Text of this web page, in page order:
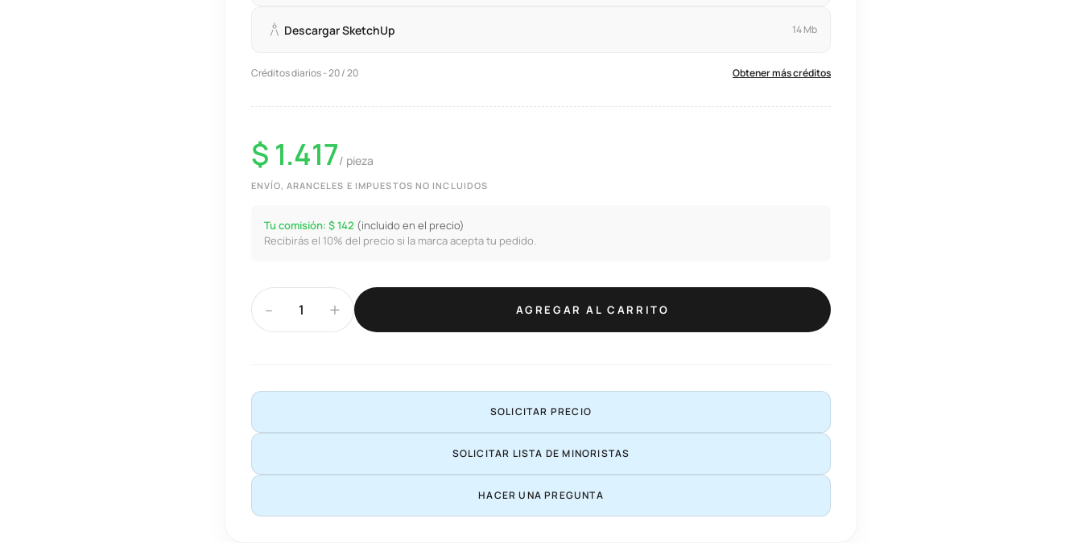
Descargar SketchUp 14 Mb
Créditos diarios - 20 / 20 Obtener más créditos
$ 1.417/ pieza
ENVÍO, ARANCELES E IMPUESTOS NO INCLUIDOS
Tu comisión: $ 142 (incluido en el precio)
Recibirás el 10% del precio si la marca acepta tu pedido.
- + AGREGAR AL CARRITO
SOLICITAR PRECIO
SOLICITAR LISTA DE MINORISTAS
HACER UNA PREGUNTA